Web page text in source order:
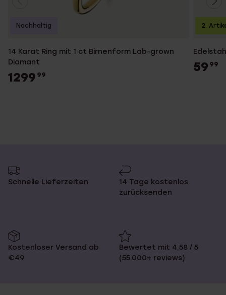
14 Karat Ring mit 1 ct Birnenform Lab-grown
Diamant
1299 99
Nachhaltig
59 99
2.
Schnelle Lieferzeiten
14 Tage kostenlos
zurücksenden
Kostenloser Versand ab
€49
Bewertet mit 4,58 / 5
(55.000+ reviews)